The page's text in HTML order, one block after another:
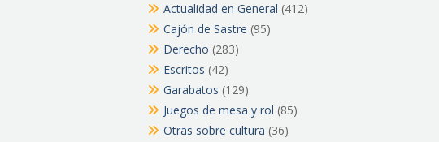
Actualidad en General (412)
Cajón de Sastre (95)
Derecho (283)
Escritos (42)
Garabatos (129)
Juegos de mesa y rol (85)
Otras sobre cultura (36)